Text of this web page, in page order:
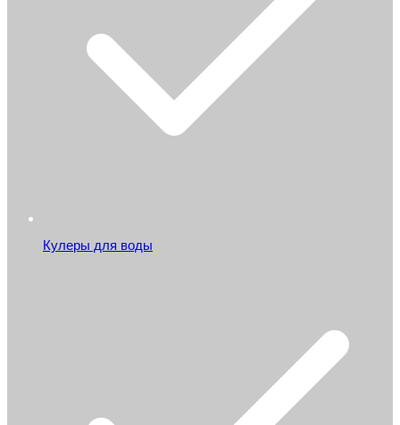
Кулеры для воды